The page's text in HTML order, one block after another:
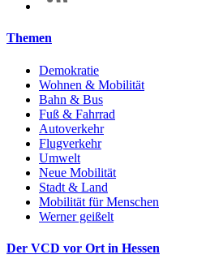
Themen
Demokratie
Wohnen & Mobilität
Bahn & Bus
Fuß & Fahrrad
Autoverkehr
Flugverkehr
Umwelt
Neue Mobilität
Stadt & Land
Mobilität für Menschen
Werner geißelt
Der VCD vor Ort in Hessen